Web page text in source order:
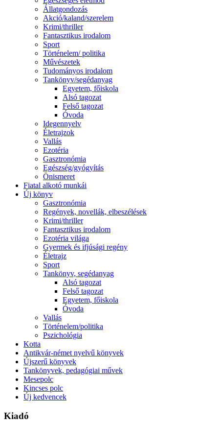
Állatgondozás
Akció/kaland/szerelem
Krimi/thriller
Fantasztikus irodalom
Sport
Történelem/ politika
Művészetek
Tudományos irodalom
Tankönyv/segédanyag
Egyetem, főiskola
Alsó tagozat
Felső tagozat
Óvoda
Idegennyelv
Életrajzok
Vallás
Ezotéria
Gasztronómia
Egészség/gyógyítás
Önismeret
Fiatal alkotó munkái
Új könyv
Gasztronómia
Regények, novellák, elbeszélések
Krimi/thriller
Fantasztikus irodalom
Ezotéria világa
Gyermek és ifjúsági regény
Életrajz
Sport
Tankönyv, segédanyag
Alsó tagozat
Felső tagozat
Egyetem, főiskola
Óvoda
Vallás
Történelem/politika
Pszichológia
Kotta
Antikvár-német nyelvű könyvek
Újszerű könyvek
Tankönyvek, pedagógiai művek
Mesepolc
Kincses polc
Új kedvencek
Kiadó